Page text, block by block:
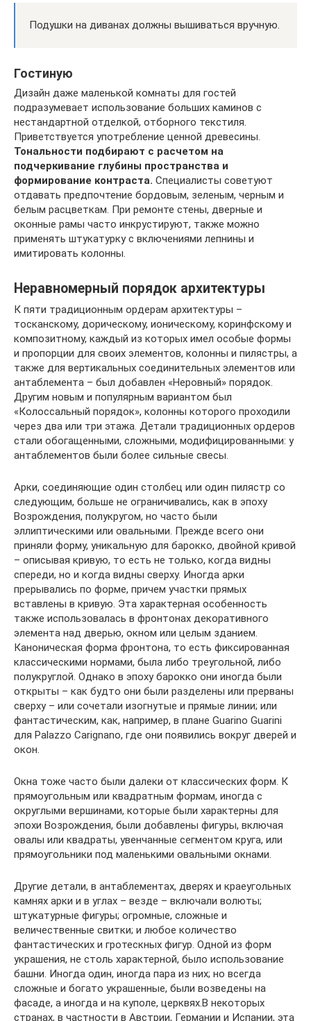
Подушки на диванах должны вышиваться вручную.
Гостиную
Дизайн даже маленькой комнаты для гостей
подразумевает использование больших каминов с
нестандартной отделкой, отборного текстиля.
Приветствуется употребление ценной древесины.
Тональности подбирают с расчетом на
подчеркивание глубины пространства и
формирование контраста. Специалисты советуют
отдавать предпочтение бордовым, зеленым, черным и
белым расцветкам. При ремонте стены, дверные и
оконные рамы часто инкрустируют, также можно
применять штукатурку с включениями лепнины и
имитировать колонны.
Неравномерный порядок архитектуры
К пяти традиционным ордерам архитектуры –
тосканскому, дорическому, ионическому, коринфскому и
композитному, каждый из которых имел особые формы
и пропорции для своих элементов, колонны и пилястры, а
также для вертикальных соединительных элементов или
антаблемента – был добавлен «Неровный» порядок.
Другим новым и популярным вариантом был
«Колоссальный порядок», колонны которого проходили
через два или три этажа. Детали традиционных ордеров
стали обогащенными, сложными, модифицированными: у
антаблементов были более сильные свесы.
Арки, соединяющие один столбец или один пилястр со
следующим, больше не ограничивались, как в эпоху
Возрождения, полукругом, но часто были
эллиптическими или овальными. Прежде всего они
приняли форму, уникальную для барокко, двойной кривой
– описывая кривую, то есть не только, когда видны
спереди, но и когда видны сверху. Иногда арки
прерывались по форме, причем участки прямых
вставлены в кривую. Эта характерная особенность
также использовалась в фронтонах декоративного
элемента над дверью, окном или целым зданием.
Каноническая форма фронтона, то есть фиксированная
классическими нормами, была либо треугольной, либо
полукруглой. Однако в эпоху барокко они иногда были
открыты – как будто они были разделены или прерваны
сверху – или сочетали изогнутые и прямые линии; или
фантастическим, как, например, в плане Guarino Guarini
для Palazzo Carignano, где они появились вокруг дверей и
окон.
Окна тоже часто были далеки от классических форм. К
прямоугольным или квадратным формам, иногда с
округлыми вершинами, которые были характерны для
эпохи Возрождения, были добавлены фигуры, включая
овалы или квадраты, увенчанные сегментом круга, или
прямоугольники под маленькими овальными окнами.
Другие детали, в антаблементах, дверях и краеугольных
камнях арки и в углах – везде – включали волюты;
штукатурные фигуры; огромные, сложные и
величественные свитки; и любое количество
фантастических и гротескных фигур. Одной из форм
украшения, не столь характерной, было использование
башни. Иногда один, иногда пара из них; но всегда
сложные и богато украшенные, были возведены на
фасаде, а иногда и на куполе, церквях.В некоторых
странах, в частности в Австрии, Германии и Испании, эта